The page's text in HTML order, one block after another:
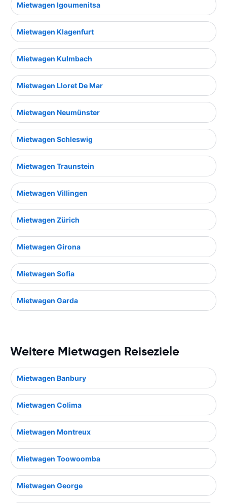
Mietwagen Igoumenitsa
Mietwagen Klagenfurt
Mietwagen Kulmbach
Mietwagen Lloret De Mar
Mietwagen Neumünster
Mietwagen Schleswig
Mietwagen Traunstein
Mietwagen Villingen
Mietwagen Zürich
Mietwagen Girona
Mietwagen Sofia
Mietwagen Garda
Weitere Mietwagen Reiseziele
Mietwagen Banbury
Mietwagen Colima
Mietwagen Montreux
Mietwagen Toowoomba
Mietwagen George